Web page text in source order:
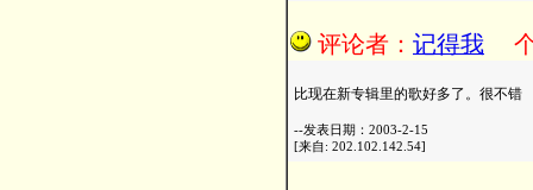
评论者： 记得我
比现在新专辑里的歌好多了。很不错
--发表日期：2003-2-15
[来自: 202.102.142.54]